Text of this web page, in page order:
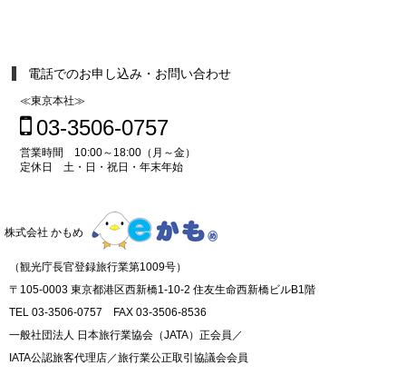
電話でのお申し込み・お問い合わせ
≪東京本社≫
03-3506-0757
営業時間 10:00～18:00（月～金）
定休日 土・日・祝日・年末年始
株式会社 かもめ
（観光庁長官登録旅行業第1009号）
〒105-0003 東京都港区西新橋1-10-2 住友生命西新橋ビルB1階
TEL 03-3506-0757 FAX 03-3506-8536
一般社団法人 日本旅行業協会（JATA）正会員／
IATA公認旅客代理店／旅行業公正取引協議会会員